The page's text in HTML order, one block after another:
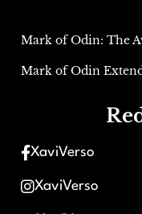
Mark of Odin: The
Mark of Odin
XaviVerso
XaviVerso